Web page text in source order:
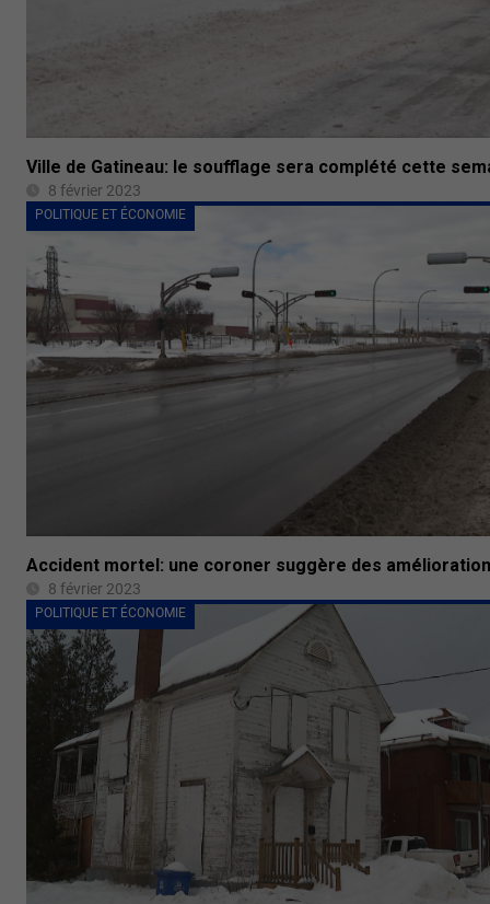
Ville de Gatineau: le soufflage sera complété cette
8 février 2023
POLITIQUE ET ÉCONOMIE
Accident mortel: une coroner suggère des
8 février 2023
POLITIQUE ET ÉCONOMIE